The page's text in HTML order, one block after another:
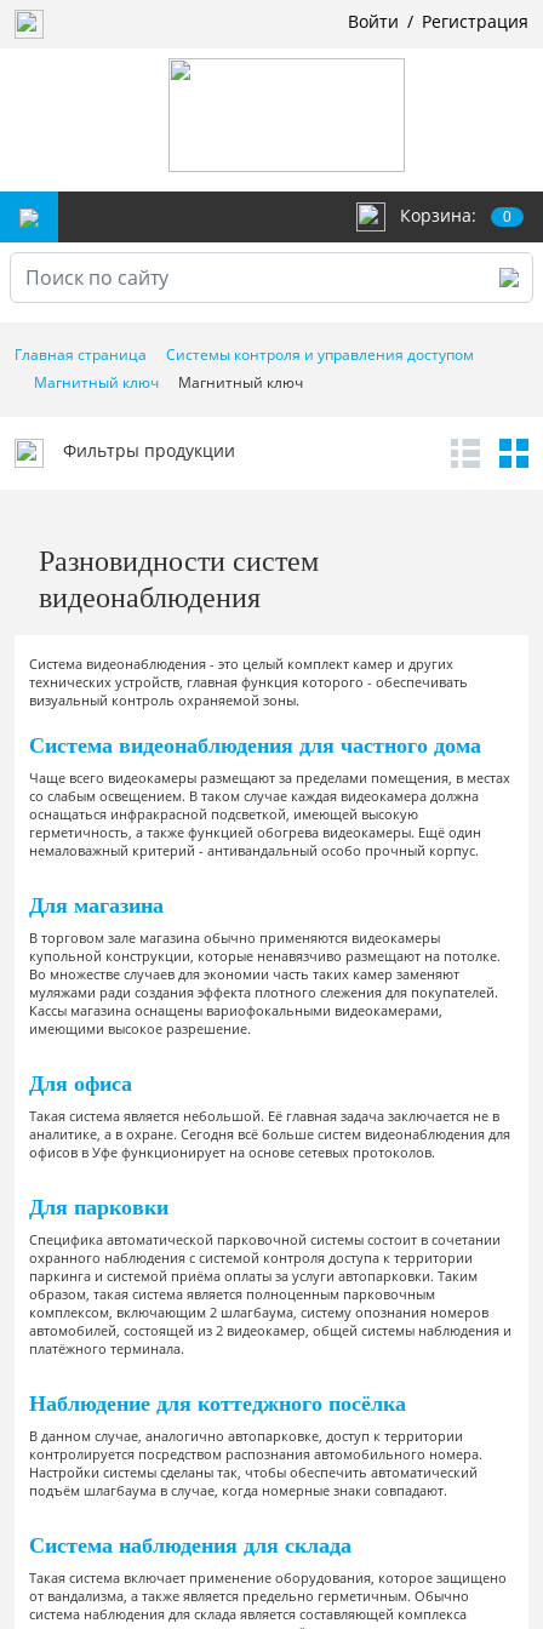
Войти / Регистрация
Корзина: 0
Главная страница
Системы контроля и управления доступом
Магнитный ключ
Магнитный ключ
Фильтры продукции
Разновидности систем
видеонаблюдения
Система видеонаблюдения - это целый комплект камер и других
технических устройств, главная функция которого - обеспечивать
визуальный контроль охраняемой зоны.
Система видеонаблюдения для частного дома
Чаще всего видеокамеры размещают за пределами помещения, в местах
со слабым освещением. В таком случае каждая видеокамера должна
оснащаться инфракрасной подсветкой, имеющей высокую
герметичность, а также функцией обогрева видеокамеры. Ещё один
немаловажный критерий - антивандальный особо прочный корпус.
Для магазина
В торговом зале магазина обычно применяются видеокамеры
купольной конструкции, которые ненавязчиво размещают на потолке.
Во множестве случаев для экономии часть таких камер заменяют
муляжами ради создания эффекта плотного слежения для покупателей.
Кассы магазина оснащены вариофокальными видеокамерами,
имеющими высокое разрешение.
Для офиса
Такая система является небольшой. Её главная задача заключается не в
аналитике, а в охране. Сегодня всё больше систем видеонаблюдения для
офисов в Уфе функционирует на основе сетевых протоколов.
Для парковки
Специфика автоматической парковочной системы состоит в сочетании
охранного наблюдения с системой контроля доступа к территории
паркинга и системой приёма оплаты за услуги автопарковки. Таким
образом, такая система является полноценным парковочным
комплексом, включающим 2 шлагбаума, систему опознания номеров
автомобилей, состоящей из 2 видеокамер, общей системы наблюдения и
платёжного терминала.
Наблюдение для коттеджного посёлка
В данном случае, аналогично автопарковке, доступ к территории
контролируется посредством распознания автомобильного номера.
Настройки системы сделаны так, чтобы обеспечить автоматический
подъём шлагбаума в случае, когда номерные знаки совпадают.
Система наблюдения для склада
Такая система включает применение оборудования, которое защищено
от вандализма, а также является предельно герметичным. Обычно
система наблюдения для склада является составляющей комплекса